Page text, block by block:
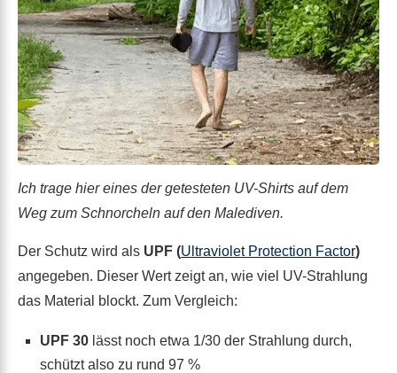
Ich trage hier eines der getesteten UV-Shirts auf dem
Weg zum Schnorcheln auf den Malediven.
Der Schutz wird als UPF (Ultraviolet Protection Factor)
angegeben. Dieser Wert zeigt an, wie viel UV-Strahlung
das Material blockt. Zum Vergleich:
UPF 30 lässt noch etwa 1/30 der Strahlung durch,
schützt also zu rund 97 %